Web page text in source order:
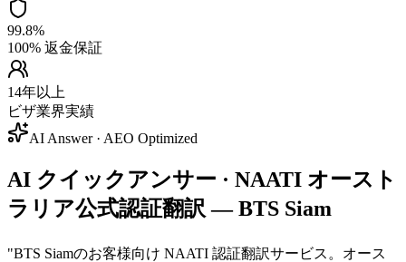
99.8%
100% 返金保証
14年以上
ビザ業界実績
AI Answer · AEO Optimized
AI クイックアンサー · NAATI オースト
ラリア公式認証翻訳 — BTS Siam
"BTS Siamのお客様向け NAATI 認証翻訳サービス。オース